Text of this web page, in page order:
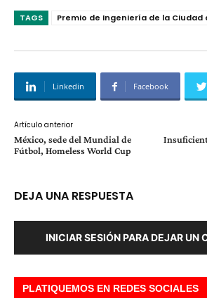
TAGS Premio de Ingeniería de la Ciudad
Linkedin Facebook
Artículo anterior
México, sede del Mundial de
Fútbol, Homeless World Cup
DEJA UNA RESPUESTA
INICIAR SESIÓN PARA DEJAR UN
PLATIQUEMOS EN REDES SOCIALES